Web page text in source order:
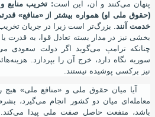
پنهان می‌کنند و آن، این ‌است: تخریب منابع
(حقوق ملی او) همواره بیشتر از «منافع»
خدمت آنند . بزرگ‌تر است زیرا در جریان
بخشی نیز در مدار بسته تعادل قوا، به قدرت
چنانکه ترامپ میگوید اگر دولت سعودی
سوریه نگاه دارد، خرج آن را بپردازد. هزینه
نیز برکسی پوشیده نیستند.
آیا میان حقوق ملی و «منافع ملی» هیچ
معامله‌ای میان دو کشور انجام می‌گیرد،
باشد، منفعت حاصل صفت ملی پیدا می‌کند.